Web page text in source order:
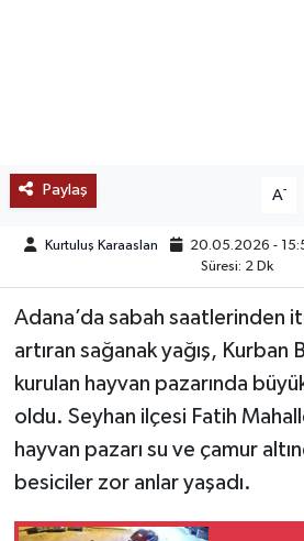
Paylaş A-
Kurtuluş Karaaslan 20.05.2026 -
Süresi: 2 Dk
Adana’da sabah saatlerinden
artıran sağanak yağış, Kurban
kurulan hayvan pazarında
oldu. Seyhan ilçesi Fatih
hayvan pazarı su ve çamur
besiciler zor anlar yaşadı.
TREND
MEDYA
TEKNOLOJİ
YAŞAM
KÜLTÜR SANAT